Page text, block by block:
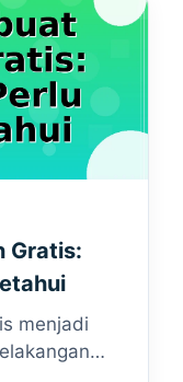
Gratis:
menjadi